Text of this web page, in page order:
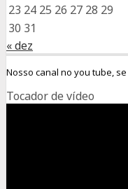
23 24 25 26 27 28 29
30 31
« dez
Nosso canal no you tube,
Tocador de vídeo